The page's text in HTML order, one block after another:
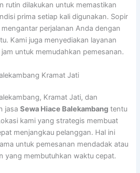
rutin dilakukan untuk memastikan
prima setiap kali digunakan. Sopir
perjalanan Anda dengan
Kami juga menyediakan layanan
untuk memudahkan pemesanan.
Kramat Jati
Kramat Jati, dan
jasaSewa Hiace Balekambang tentu
kami yang strategis membuat
menjangkau pelanggan. Hal ini
untuk pemesanan mendadak atau
yang membutuhkan waktu cepat.